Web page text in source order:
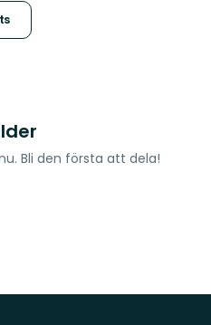
Bli den första att dela!